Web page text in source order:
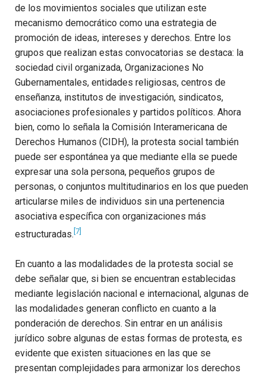
de los movimientos sociales que utilizan este
mecanismo democrático como una estrategia de
promoción de ideas, intereses y derechos. Entre los
grupos que realizan estas convocatorias se destaca: la
sociedad civil organizada, Organizaciones No
Gubernamentales, entidades religiosas, centros de
enseñanza, institutos de investigación, sindicatos,
asociaciones profesionales y partidos políticos. Ahora
bien, como lo señala la Comisión Interamericana de
Derechos Humanos (CIDH), la protesta social también
puede ser espontánea ya que mediante ella se puede
expresar una sola persona, pequeños grupos de
personas, o conjuntos multitudinarios en los que pueden
articularse miles de individuos sin una pertenencia
asociativa específica con organizaciones más
estructuradas. [7]
En cuanto a las modalidades de la protesta social se
debe señalar que, si bien se encuentran establecidas
mediante legislación nacional e internacional, algunas de
las modalidades generan conflicto en cuanto a la
ponderación de derechos. Sin entrar en un análisis
jurídico sobre algunas de estas formas de protesta, es
evidente que existen situaciones en las que se
presentan complejidades para armonizar los derechos